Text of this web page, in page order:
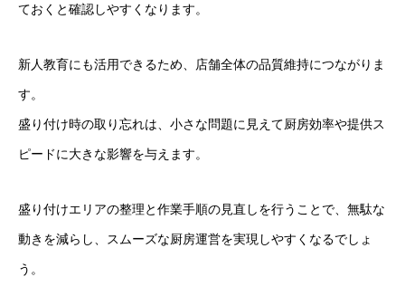
ておくと確認しやすくなります。
新人教育にも活用できるため、店舗全体の品質維持につながりま
す。
盛り付け時の取り忘れは、小さな問題に見えて厨房効率や提供ス
ピードに大きな影響を与えます。
盛り付けエリアの整理と作業手順の見直しを行うことで、無駄な
動きを減らし、スムーズな厨房運営を実現しやすくなるでしょ
う。